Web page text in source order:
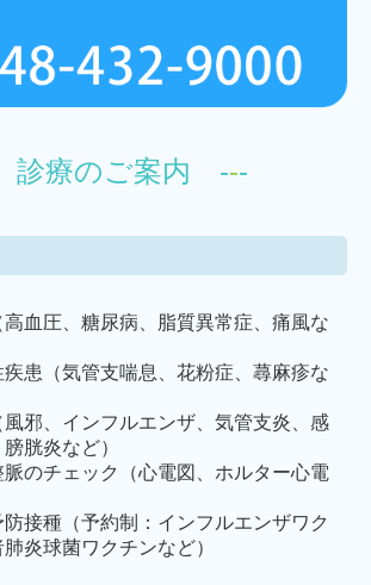
療のご案内 ---
血圧、糖尿病、脂質異常症、痛風な
患（気管支喘息、花粉症、蕁麻疹な
邪、インフルエンザ、気管支炎、感
胱炎など）
のチェック（心電図、ホルター心電
接種（予約制：インフルエンザワク
炎球菌ワクチンなど）